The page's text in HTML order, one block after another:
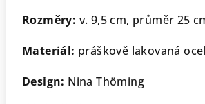
Rozměry: v. 9,5 cm, průměr 25
Materiál: práškově lakovaná ocel
Design: Nina Thöming